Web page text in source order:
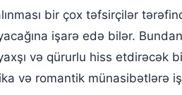
bir çox təfsirçilər
işarə edə bilər.
və qürurlu hiss etdirəcək
və romantik münasibətlərə